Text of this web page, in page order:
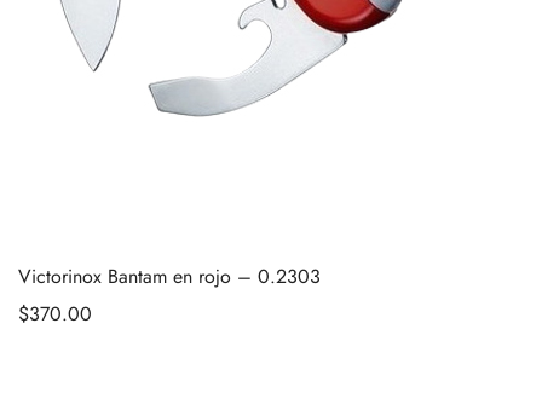
Victorinox Bantam en rojo – 0.2303
$370.00